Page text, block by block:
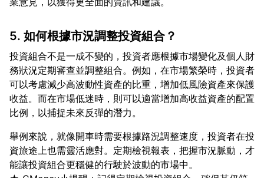
5. 如何根據市況調整投資組合？
投資組合不是一成不變的，投資者應根據市場變化及個人財
務狀況定期審查並調整組合。例如，在市場繁榮時，投資者
可以考慮減少高波動性資產的比重，增加低風險資產來保護
收益。而在市場低迷時，則可以適當增加高收益資產的配置
舉例來說，就像開車時需要根據路況調整速度，投資者在投
資旅途上也需靈活應對。定期檢視報表，把握市況脈動，才
能讓投資組合更穩健的行駛於波動的市場中。